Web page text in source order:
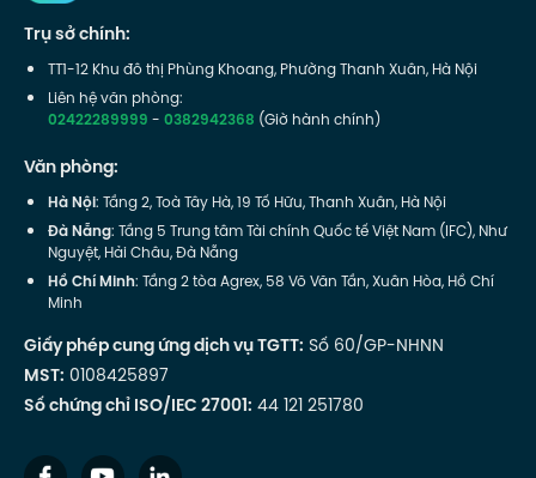
Trụ sở chính:
TT1-12 Khu đô thị Phùng Khoang, Phường Thanh Xuân, Hà Nội
Liên hệ văn phòng:
02422289999-0382942368 (Giờ hành chính)
Văn phòng:
Hà Nội: Tầng 2, Toà Tây Hà, 19 Tố Hữu, Thanh Xuân, Hà Nội
Đà Nẵng: Tầng 5 Trung tâm Tài chính Quốc tế Việt Nam (IFC), Như
Nguyệt, Hải Châu, Đà Nẵng
Hồ Chí Minh: Tầng 2 tòa Agrex, 58 Võ Văn Tần, Xuân Hòa, Hồ Chí
Minh
Giấy phép cung ứng dịch vụ TGTT: Số 60/GP-NHNN
MST: 0108425897
Số chứng chỉ ISO/IEC 27001: 44 121 251780